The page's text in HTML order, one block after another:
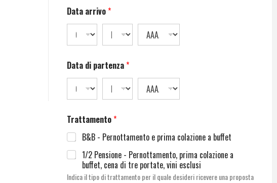
Data arrivo*
Data di partenza*
Trattamento*
B&B - Pernottamento e prima colazione a buffet
1/2 Pensione - Pernottamento, prima colazione a
buffet, cena di tre portate, vini esclusi
Indica il tipo di trattamento per il quale desideri ricevere una proposta